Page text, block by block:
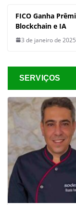
FICO Ganha
Blockchain e IA
3 de janeiro de 2025
SERVIÇOS